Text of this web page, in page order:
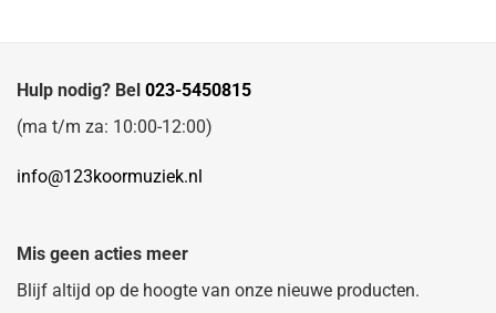
Hulp nodig? Bel 023-5450815
(ma t/m za: 10:00-12:00)
info@123koormuziek.nl
Mis geen acties meer
Blijf altijd op de hoogte van onze nieuwe producten.